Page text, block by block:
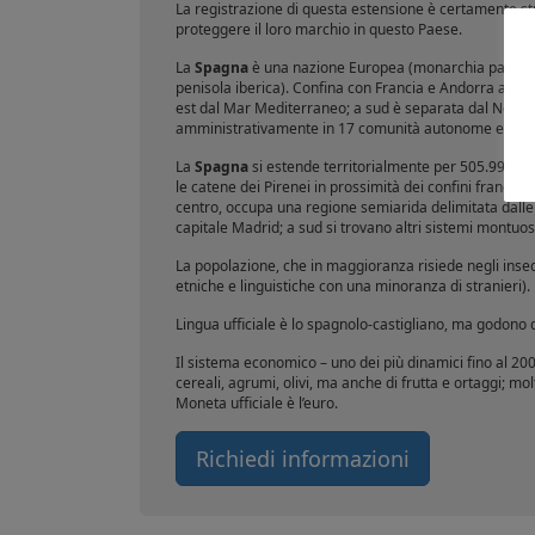
La registrazione di questa estensione è certamente
proteggere il loro marchio in questo Paese.
La Spagnaè una nazione Europea (monarchia
penisola iberica). Confina con Francia e Andorra a
est dal Mar Mediterraneo; a sud è separata dal Nord
amministrativamente in 17 comunità autonome e 2
La Spagnasi estende territorialmente per 505.992
le catene dei Pirenei in prossimità dei confini francesi
centro, occupa una regione semiarida delimitata
capitale Madrid; a sud si trovano altri sistemi
La popolazione, che in maggioranza risiede negli
etniche e linguistiche con una minoranza di stranieri).
Lingua ufficiale è lo spagnolo-castigliano, ma
Il sistema economico – uno dei più dinamici fino al
cereali, agrumi, olivi, ma anche di frutta e ortaggi;
Moneta ufficiale è l’euro.
Richiedi informazioni